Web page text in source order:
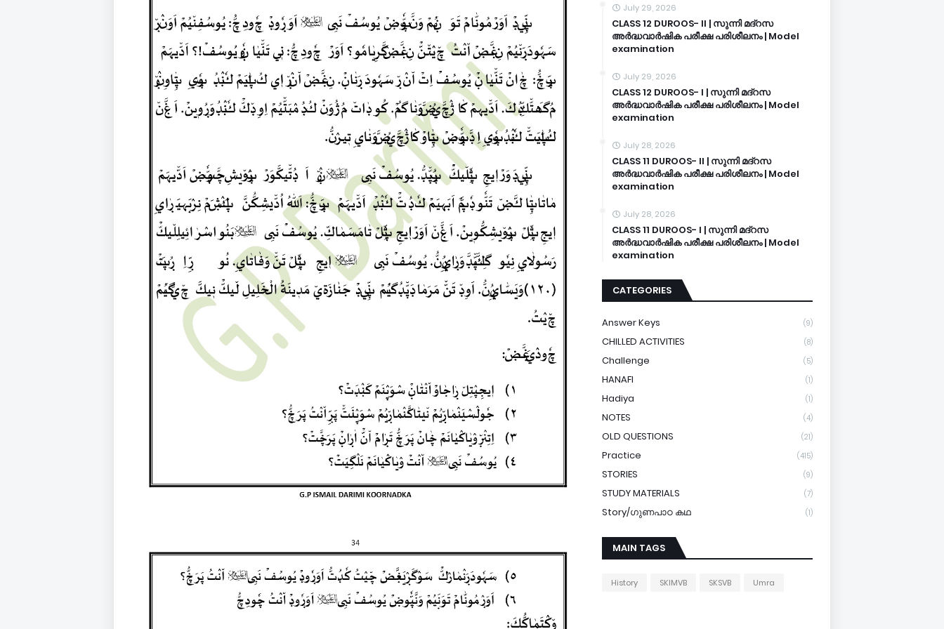
July 29, 2026
CLASS 12 DUROOS- II | സുന്നി മദ്റസ
അർദ്ധവാർഷിക പരീക്ഷ പരിശീലനം | Model
examination
July 29, 2026
CLASS 12 DUROOS- I | സുന്നി മദ്റസ
അർദ്ധവാർഷിക പരീക്ഷ പരിശീലനം | Model
examination
July 28, 2026
CLASS 11 DUROOS- II | സുന്നി മദ്റസ
അർദ്ധവാർഷിക പരീക്ഷ പരിശീലനം | Model
examination
July 28, 2026
CLASS 11 DUROOS- I | സുന്നി മദ്റസ
അർദ്ധവാർഷിക പരീക്ഷ പരിശീലനം | Model
examination
CATEGORIES
Answer Keys (9)
CHILLED ACTIVITIES (8)
Challenge (5)
HANAFI (1)
Hadiya (1)
NOTES (4)
OLD QUESTIONS (21)
Practice (415)
STORIES (9)
STUDY MATERIALS (7)
Story/ഗുണപാഠ കഥ (1)
MAIN TAGS
History SKIMVB SKSVB Umra